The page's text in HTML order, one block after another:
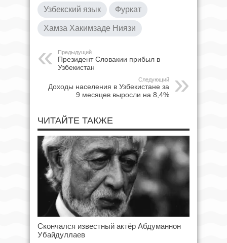
Узбекский язык Фуркат
Хамза Хакимзаде Ниязи
Предыдущий
Президент Словакии прибыл в
Узбекистан
Следующий
Доходы населения в Узбекистане за
9 месяцев выросли на 8,4%
ЧИТАЙТЕ ТАКЖЕ
Скончался известный актёр Абдуманнон
Убайдуллаев